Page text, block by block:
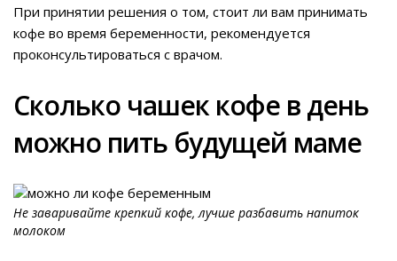
При принятии решения о том, стоит ли вам принимать
кофе во время беременности, рекомендуется
проконсультироваться с врачом.
Сколько чашек кофе в день
можно пить будущей маме
Не заваривайте крепкий кофе, лучше разбавить напиток
молоком